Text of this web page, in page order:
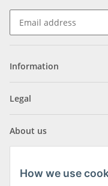
Information
Legal
About us
How we use